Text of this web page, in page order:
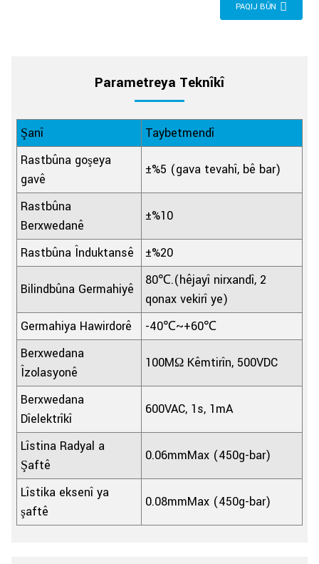
PAQIJ BÛN
Parametreya Teknîkî
Şanî
Taybetmendî
Rastbûna goşeya
gavê
±%5 (gava tevahî, bê bar)
Rastbûna
Berxwedanê
±%10
Rastbûna Înduktansê ±%20
Bilindbûna Germahiyê
80℃.(hêjayî nirxandî, 2
qonax vekirî ye)
Germahiya Hawirdorê
-40℃~+60℃
Berxwedana
Îzolasyonê
100MΩ Kêmtirîn, 500VDC
Berxwedana
Dîelektrîkî
600VAC, 1s, 1mA
Lîstina Radyal a
Şaftê
0.06mmMax (450g-bar)
Lîstika eksenî ya
şaftê
0.08mmMax (450g-bar)